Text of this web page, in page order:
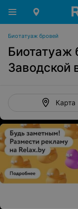
Биотатуаж бровей
Биотатуаж
Заводской
Карта